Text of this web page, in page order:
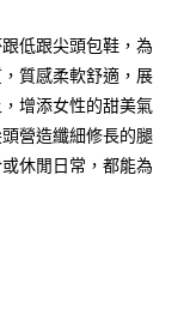
認頁面所載為準。
過，訂單將自動取
你分期系統評分，恕無
大直營門市／銀行轉
本公司）所提供，讓
店將買賣／分期付款
。
要取消訂單，請聯絡
低跟尖頭包鞋，為
質感柔軟舒適，展
增添女性的甜美氣
營造纖細修長的腿
休閒日常，都能為